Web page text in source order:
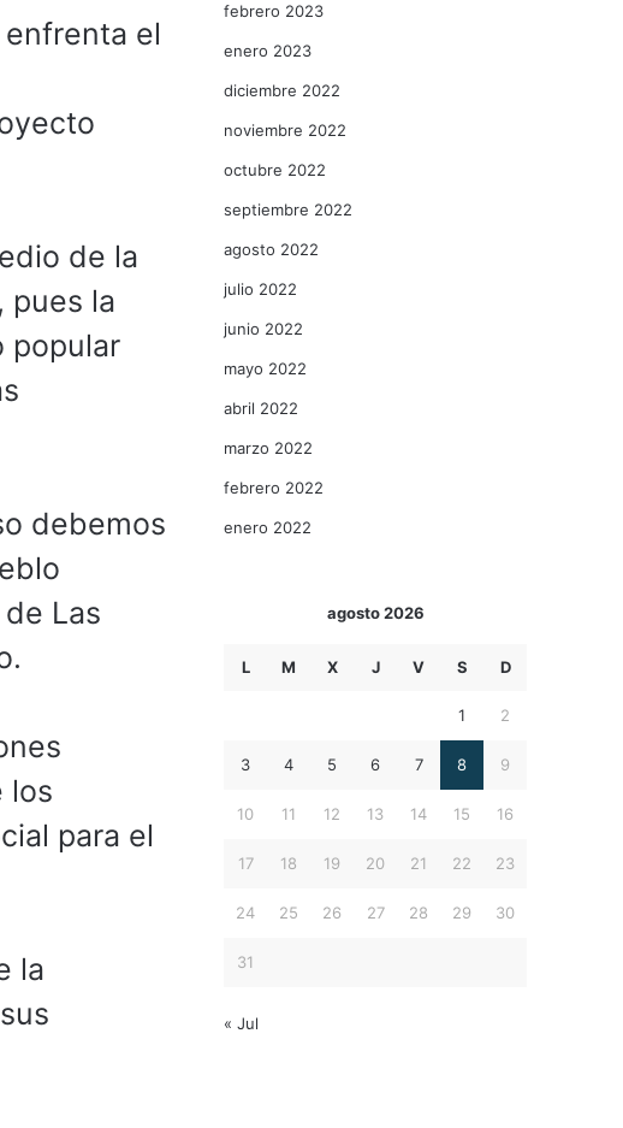
el
de la
pues la
popular
debemos
Las
los
para el
la
febrero 2023
enero 2023
diciembre 2022
noviembre 2022
octubre 2022
septiembre 2022
agosto 2022
julio 2022
junio 2022
mayo 2022
abril 2022
marzo 2022
febrero 2022
enero 2022
agosto 2026
L M X J V S D
1 2
3 4 5 6 7 8 9
10 11 12 13 14 15 16
17 18 19 20 21 22 23
24 25 26 27 28 29 30
31
« Jul